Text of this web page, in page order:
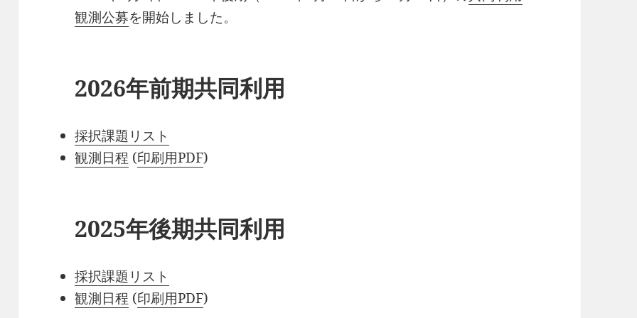
観測公募を開始しました。
2026年前期共同利用
採択課題リスト
観測日程 (印刷用PDF)
2025年後期共同利用
採択課題リスト
観測日程 (印刷用PDF)